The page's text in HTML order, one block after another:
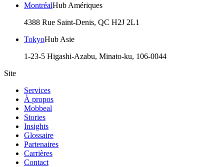
MontréalHub Amériques
4388 Rue Saint-Denis, QC H2J 2L1
TokyoHub Asie
1-23-5 Higashi-Azabu, Minato-ku, 106-0044
Site
Services
À propos
Mobbeal
Stories
Insights
Glossaire
Partenaires
Carrières
Contact